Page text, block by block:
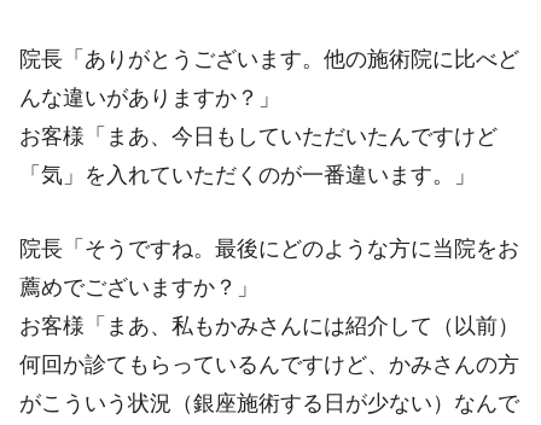
院長「ありがとうございます。他の施術院に比べど
んな違いがありますか？」
お客様「まあ、今日もしていただいたんですけど
「気」を入れていただくのが一番違います。」
院長「そうですね。最後にどのような方に当院をお
薦めでございますか？」
お客様「まあ、私もかみさんには紹介して（以前）
何回か診てもらっているんですけど、かみさんの方
がこういう状況（銀座施術する日が少ない）なんで